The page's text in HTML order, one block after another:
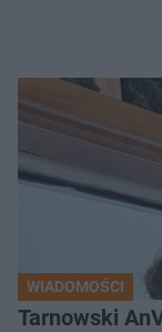
WIADOMOŚCI
Tarnowski